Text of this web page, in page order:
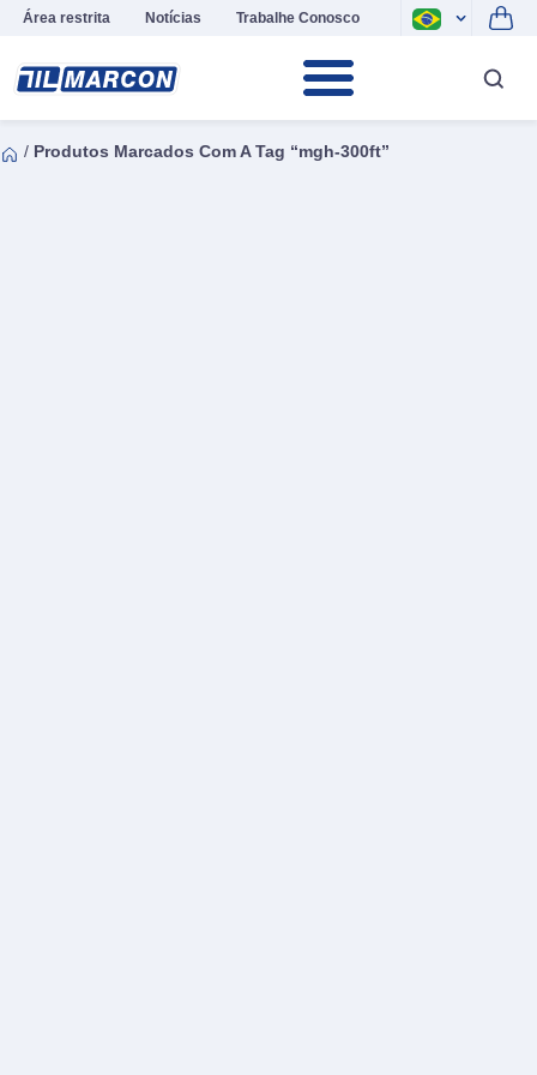
Área restrita Notícias Trabalhe Conosco
/ Produtos Marcados Com A Tag “mgh-300ft”